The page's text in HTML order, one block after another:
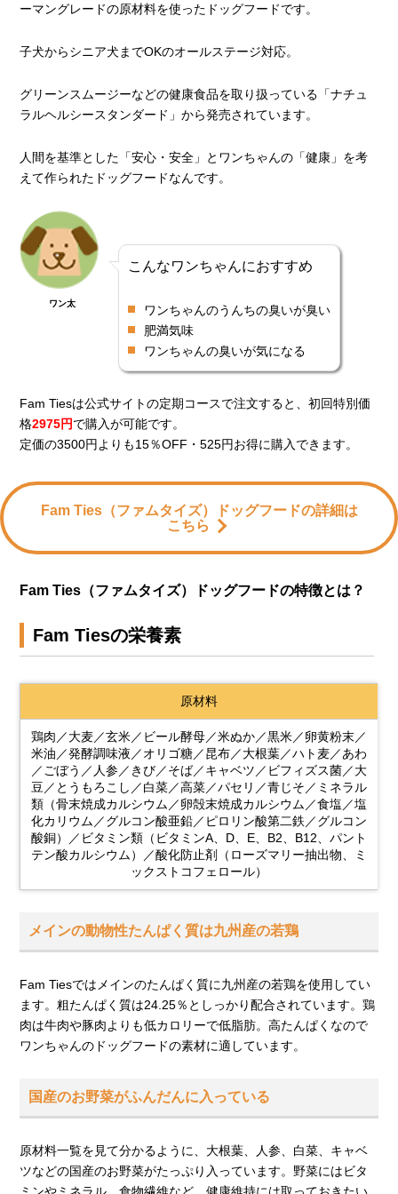
ーマングレードの原材料を使ったドッグフードです。
子犬からシニア犬までOKのオールステージ対応。
グリーンスムージーなどの健康食品を取り扱っている「ナチュ
ラルヘルシースタンダード」から発売されています。
人間を基準とした「安心・安全」とワンちゃんの「健康」を考
えて作られたドッグフードなんです。
ワン太
こんなワンちゃんにおすすめ
ワンちゃんのうんちの臭いが臭い
肥満気味
ワンちゃんの臭いが気になる
Fam Tiesは公式サイトの定期コースで注文すると、初回特別価
格2975円で購入が可能です。
定価の3500円よりも15％OFF・525円お得に購入できます。
Fam Ties（ファムタイズ）ドッグフードの詳細は
こちら
Fam Ties（ファムタイズ）ドッグフードの特徴とは？
Fam Tiesの栄養素
原材料
鶏肉／大麦／玄米／ビール酵母／米ぬか／黒米／卵黄粉末／
米油／発酵調味液／オリゴ糖／昆布／大根葉／ハト麦／あわ
／ごぼう／人参／きび／そば／キャベツ／ビフィズス菌／大
豆／とうもろこし／白菜／高菜／パセリ／青じそ／ミネラル
類（骨末焼成カルシウム／卵殻末焼成カルシウム／食塩／塩
化カリウム／グルコン酸亜鉛／ピロリン酸第二鉄／グルコン
酸銅）／ビタミン類（ビタミンA、D、E、B2、B12、パント
テン酸カルシウム）／酸化防止剤（ローズマリー抽出物、ミ
ックストコフェロール）
メインの動物性たんぱく質は九州産の若鶏
Fam Tiesではメインのたんぱく質に九州産の若鶏を使用してい
ます。粗たんぱく質は24.25％としっかり配合されています。鶏
肉は牛肉や豚肉よりも低カロリーで低脂肪。高たんぱくなので
ワンちゃんのドッグフードの素材に適しています。
国産のお野菜がふんだんに入っている
原材料一覧を見て分かるように、大根葉、人参、白菜、キャベ
ツなどの国産のお野菜がたっぷり入っています。野菜にはビタ